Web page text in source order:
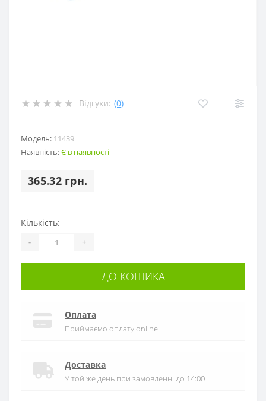
Відгуки: (0)
Модель: 11439
Наявність:Є в наявності
365.32 грн.
Кількість:
- +
ДО КОШИКА
Оплата
Приймаємо оплату online
Доставка
У той же день при замовленні до 14:00